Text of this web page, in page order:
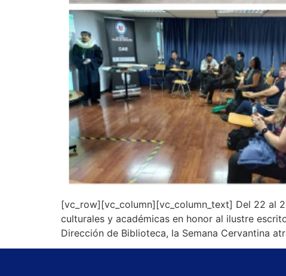
[vc_row][vc_column][vc_column_text] Del 22 al
culturales y académicas en honor al ilustre
Dirección de Biblioteca, la Semana Cervantina